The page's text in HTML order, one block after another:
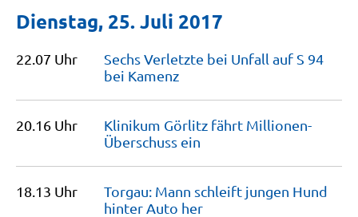
Dienstag, 25. Juli 2017
22.07 Uhr
Sechs Verletzte bei Unfall auf S 94
bei Kamenz
20.16 Uhr
Klinikum Görlitz fährt Millionen-
Überschuss ein
18.13 Uhr
Torgau: Mann schleift jungen Hund
hinter Auto her